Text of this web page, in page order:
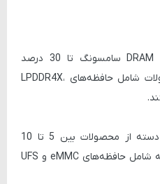
: قیمت حافظه‌های DRAM سامسونگ تا 30 درصد
شامل حافظه‌های LPDDR4X،
: قیمت این دسته از محصولات بین 5 تا 10
شامل حافظه‌های eMMC و UFS